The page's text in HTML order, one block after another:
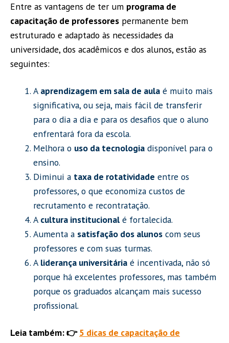
Entre as vantagens de ter um programa de
capacitação de professores permanente bem
estruturado e adaptado às necessidades da
universidade, dos acadêmicos e dos alunos, estão as
seguintes:
A aprendizagem em sala de aula é muito mais
significativa, ou seja, mais fácil de transferir
para o dia a dia e para os desafios que o aluno
enfrentará fora da escola.
Melhora o uso da tecnologia disponível para o
ensino.
Diminui a taxa de rotatividade entre os
professores, o que economiza custos de
recrutamento e recontratação.
A cultura institucional é fortalecida.
Aumenta a satisfação dos alunos com seus
professores e com suas turmas.
A liderança universitária é incentivada, não só
porque há excelentes professores, mas também
porque os graduados alcançam mais sucesso
profissional.
Leia também: 👉5 dicas de capacitação de